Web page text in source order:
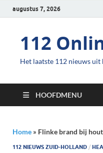
augustus 7, 2026
112
Het laatste 112 nieuws
HOOFDMENU
Home » Flinke brand bij
112 NIEUWS ZUID-HOLLAND /